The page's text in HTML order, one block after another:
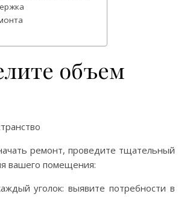
объем
ремонт, проведите тщательный
вашего помещения:
уголок: выявите потребности в